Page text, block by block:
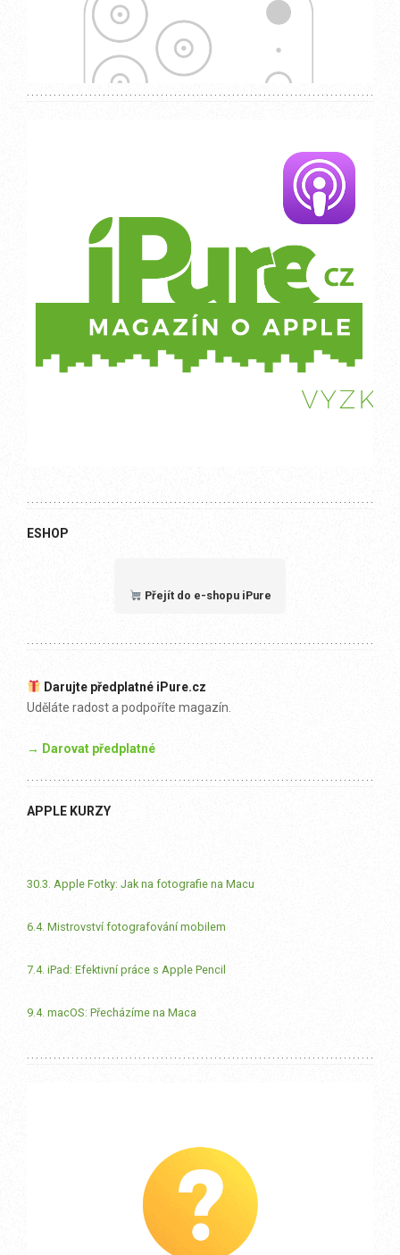
ESHOP
Přejít do e-shopu iPure
Darujte předplatné iPure.cz
Uděláte radost a podpoříte magazín.
→ Darovat předplatné
APPLE KURZY
30.3. Apple Fotky: Jak na fotografie na Macu
6.4. Mistrovství fotografování mobilem
7.4. iPad: Efektivní práce s Apple Pencil
9.4. macOS: Přecházíme na Maca